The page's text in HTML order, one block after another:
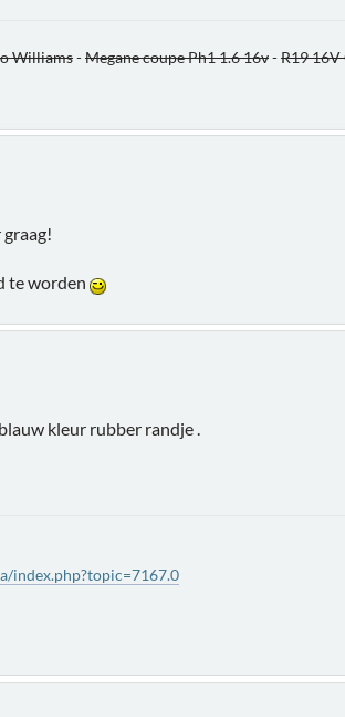
Williams-Megane coupe Ph1 1.6 16v-R19
te worden
kleur rubber randje .
index.php?topic=7167.0